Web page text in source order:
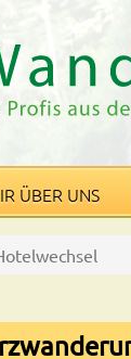
ÜBER UNS